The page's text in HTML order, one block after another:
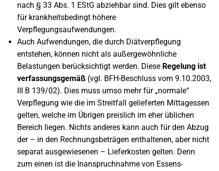
nach § 33 Abs. 1 EStG abziehbar sind. Dies gilt ebenso
für krankheitsbedingt höhere
Verpflegungsaufwendungen.
Auch Aufwendungen, die durch Diätverpflegung
entstehen, können nicht als außergewöhnliche
Belastungen berücksichtigt werden. Diese Regelung ist
verfassungsgemäß (vgl. BFH-Beschluss vom 9.10.2003,
III B 139/02). Dies muss umso mehr für „normale“
Verpflegung wie die im Streitfall gelieferten Mittagessen
gelten, welche im Übrigen preislich im eher üblichen
Bereich liegen. Nichts anderes kann auch für den Abzug
der – in den Rechnungsbeträgen enthaltenen, aber nicht
separat ausgewiesenen – Lieferkosten gelten. Denn
zum einen ist die Inanspruchnahme von Essens-